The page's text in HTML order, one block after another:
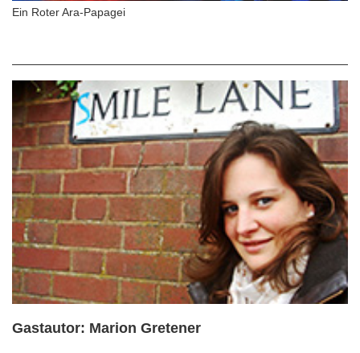
Ein Roter Ara-Papagei
Gastautor: Marion Gretener